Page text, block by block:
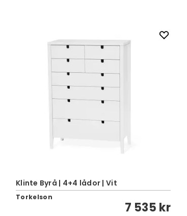
Klinte Byrå | 4+4 lådor | Vit
Torkelson
7 535 kr